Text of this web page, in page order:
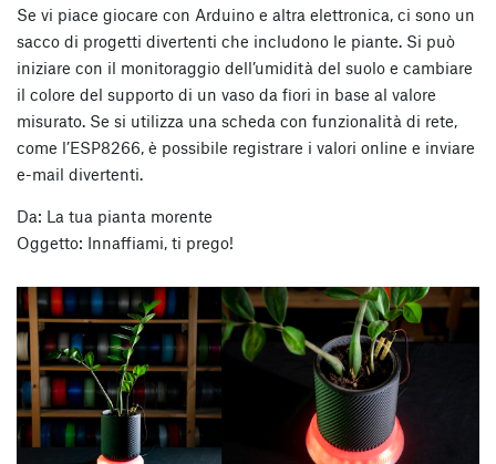
Se vi piace giocare con Arduino e altra elettronica, ci sono un
sacco di progetti divertenti che includono le piante. Si può
iniziare con il monitoraggio dell’umidità del suolo e cambiare
il colore del supporto di un vaso da fiori in base al valore
misurato. Se si utilizza una scheda con funzionalità di rete,
come l’ESP8266, è possibile registrare i valori online e inviare
e-mail divertenti.
Da: La tua pianta morente
Oggetto: Innaffiami, ti prego!